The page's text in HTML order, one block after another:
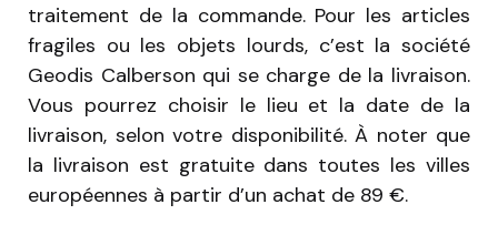
traitement de la commande. Pour les articles
fragiles ou les objets lourds, c’est la société
Geodis Calberson qui se charge de la livraison.
Vous pourrez choisir le lieu et la date de la
livraison, selon votre disponibilité. À noter que
la livraison est gratuite dans toutes les villes
européennes à partir d’un achat de 89 €.